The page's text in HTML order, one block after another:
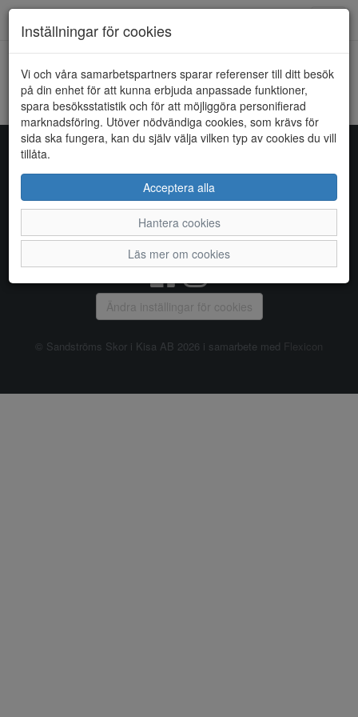
HEM POLECAT
Kunde inte hitta några artiklar...
Inställningar för cookies
Vi och våra samarbetspartners sparar referenser till ditt besök
på din enhet för att kunna erbjuda anpassade funktioner,
spara besöksstatistik och för att möjliggöra personifierad
marknadsföring. Utöver nödvändiga cookies, som krävs för
sida ska fungera, kan du själv välja vilken typ av cookies du vill
tillåta.
Acceptera alla
Hantera cookies
Läs mer om cookies
Sandströms Skor i Kisa AB
Storgatan 14, 590 38 KISA, Telefon:
| Om oss Kontakta oss
Ändra inställingar för cookies
© Sandströms Skor i Kisa AB 2026 i samarbete med Flexicon